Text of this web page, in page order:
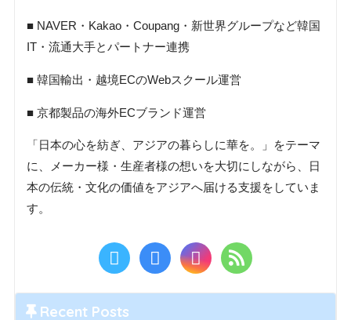
■ NAVER・Kakao・Coupang・新世界グループなど韓国
IT・流通大手とパートナー連携
■ 韓国輸出・越境ECのWebスクール運営
■ 京都製品の海外ECブランド運営
「日本の心を紡ぎ、アジアの暮らしに華を。」をテーマ
に、メーカー様・生産者様の想いを大切にしながら、日
本の伝統・文化の価値をアジアへ届ける支援をしていま
す。
Recent Posts